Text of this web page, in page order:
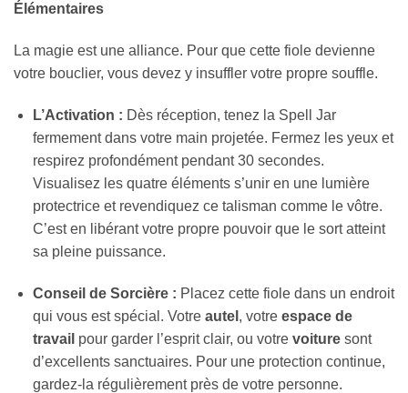
Élémentaires
La magie est une alliance. Pour que cette fiole devienne
votre bouclier, vous devez y insuffler votre propre souffle.
L’Activation : Dès réception, tenez la Spell Jar
fermement dans votre main projetée. Fermez les yeux et
respirez profondément pendant 30 secondes.
Visualisez les quatre éléments s’unir en une lumière
protectrice et revendiquez ce talisman comme le vôtre.
C’est en libérant votre propre pouvoir que le sort atteint
sa pleine puissance.
Conseil de Sorcière : Placez cette fiole dans un endroit
qui vous est spécial. Votre autel , votre espace de
travail pour garder l’esprit clair, ou votre voituresont
d’excellents sanctuaires. Pour une protection continue,
gardez-la régulièrement près de votre personne.